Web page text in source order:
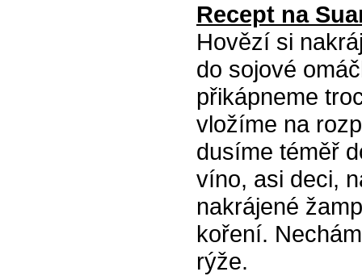
Recept na
Hovězí si
do sojové
přikápneme
vložíme na
dusíme téměř
víno, asi deci,
nakrájené
koření.
rýže.